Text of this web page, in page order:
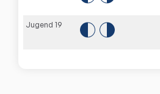
Jugend 19